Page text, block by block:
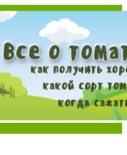
Сорта и рассада.